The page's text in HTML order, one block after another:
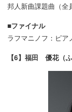
邦人新曲課題曲（全
■ファイナル
ラフマニノフ：ピア
【6】福田 優花（